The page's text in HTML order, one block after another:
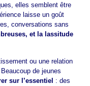
elles semblent être
laisse un goût
conversations sans
et la lassitude
ou une relation
de jeunes
sur l’essentiel
: des